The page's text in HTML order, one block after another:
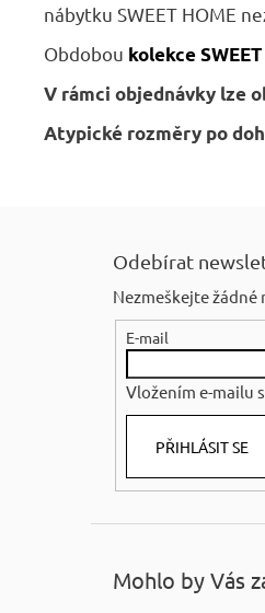
nábytku SWEET HOME
Obdobou kolekce
V rámci objednávky lze
Atypické rozměry po
Odebírat
Nezmeškejte žádné
E-mail
Vložením e-mailu
PŘIHLÁSIT SE
Mohlo by Vás